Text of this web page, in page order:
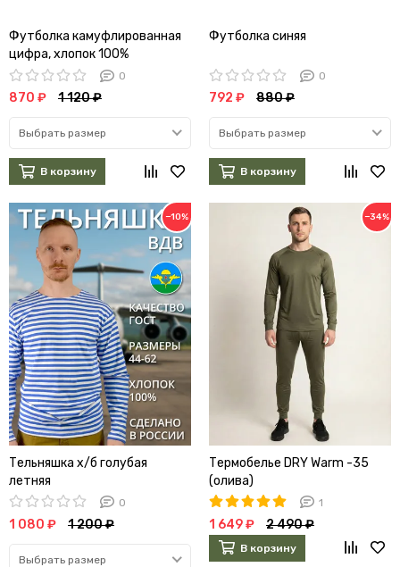
Футболка камуфлированная
цифра, хлопок 100%
0
870 ₽ 1 120 ₽
Выбрать размер
В корзину
Футболка синяя
0
792 ₽ 880 ₽
Выбрать размер
В корзину
−10%
Тельняшка х/б голубая
летняя
0
1 080 ₽ 1 200 ₽
Выбрать размер
−34%
Термобелье DRY Warm -35
(олива)
1
1 649 ₽ 2 490 ₽
В корзину